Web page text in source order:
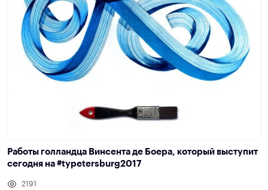
Работы голландца Винсента де Боера, который выступит
сегодня на #typetersburg2017
2191